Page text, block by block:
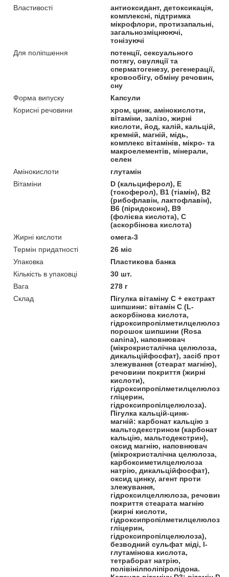
Властивості
антиоксидант, детоксикація,
комплексні, підтримка
мікрофлори, протизапальні,
загальнозміцнюючі,
тонізуючі
Для поліпшення
потенції, сексуального
потягу, овуляції та
сперматогенезу, регенерації,
кровообігу, обміну речовин,
сну
Форма випуску
Капсули
Корисні речовини
хром, цинк, амінокислоти,
вітаміни, залізо, жирні
кислоти, йод, калій, кальцій,
кремній, магній, мідь,
комплекс вітамінів, мікро- та
макроелементів, мінерали,
селен
Амінокислоти
глутамін
Вітаміни
D (кальциферол), Е
(токоферол), В1 (тіамін), В2
(рибофлавін, лактофлавін),
В6 (піридоксин), В9
(фолієва кислота), С
(аскорбінова кислота)
Жирні кислоти
омега-3
Термін придатності
26 міс
Упаковка
Пластикова банка
Кількість в упаковці
30 шт.
Вага
278 г
Склад
Пігулка вітаміну C + екстракт
шипшини: вітамін C (L-
аскорбінова кислота,
гідроксипропілметилцелюлоза),
порошок шипшини (Rosa
canina), наповнювач
(мікрокристалічна целюлоза,
дикальційфосфат), засіб проти
злежування (стеарат магнію),
речовини покриття (жирні
кислоти),
гідроксипропілметилцелюлоза,
гліцерин,
гідроксипропілцелюлоза).
Пігулка кальцій-цинк-
магній: карбонат кальцію з
мальтодекстрином (карбонат
кальцію, мальтодекстрин),
оксид магнію, наповнювач
(мікрокристалічна целюлоза,
карбоксиметилцелюлоза
натрію, дикальційфосфат),
оксид цинку, агент проти
злежування,
гідроксилцеллюлоза, речовини
покриття стеарата магнію
(жирні кислоти,
гідроксипропілметилцелюлоза ,
гліцерин,
гідроксипропілцелюлоза),
безводний сульфат міді, l-
глутамінова кислота,
тетраборат натрію,
полівінілполіпіролідона.